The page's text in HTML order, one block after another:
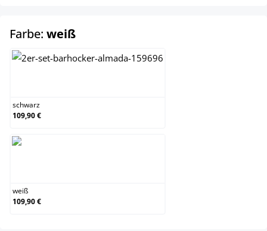
Farbe: weißauswählen
schwarz
109,90 €
weiß
109,90 €